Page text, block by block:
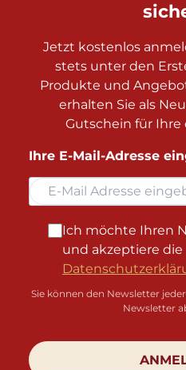
Jetzt kostenlos
stets unter den
Produkte und
erhalten Sie als
Gutschein für Ihre
Ihre E-Mail-Adresse
Ich möchte Ihren
und akzeptiere die
Sie können den Newsletter
Newsletter